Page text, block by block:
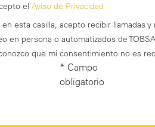
el Aviso de Privacidad
en esta casilla, acepto recibir llamadas
en persona o automatizados de
que mi consentimiento no es
* Campo
obligatorio